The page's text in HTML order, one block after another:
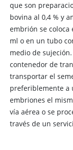
que son
bovina al 0,4 % y
embrión se
ml o en un tubo
medio de
contenedor de
transportar el
preferiblemente a
embriones el
vía aérea o se
través de un